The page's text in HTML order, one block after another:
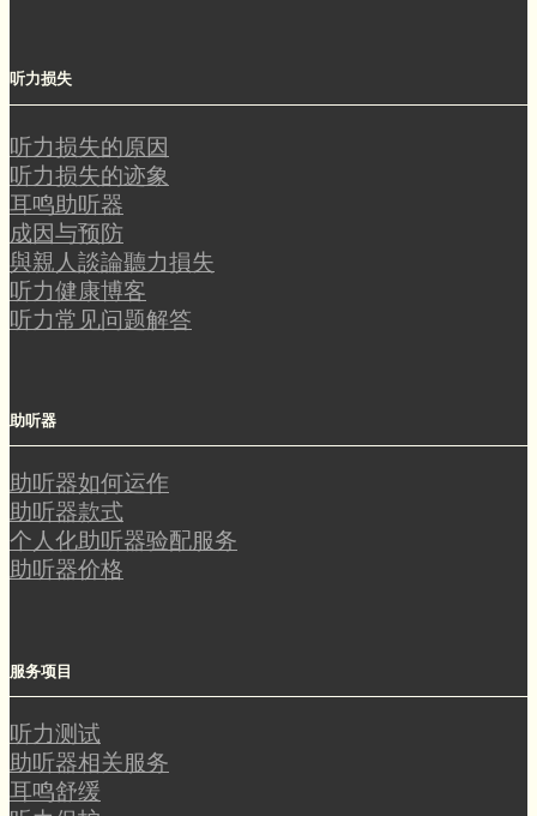
听力损失
听力损失的原因
听力损失的迹象
耳鸣助听器
成因与预防
與親人談論聽力損失
听力健康博客
听力常见问题解答
助听器
助听器如何运作
助听器款式
个人化助听器验配服务
助听器价格
服务项目
听力测试
助听器相关服务
耳鸣舒缓